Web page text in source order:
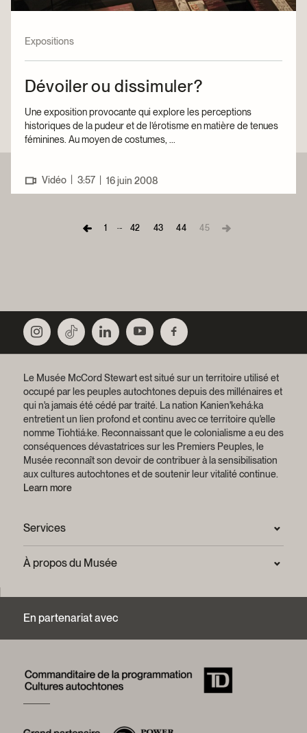
Expositions
Dévoiler ou dissimuler?
Une exposition provocante qui explore les perceptions
historiques de la pudeur et de l’érotisme en matière de tenues
féminines. Au moyen de costumes, ...
Vidéo 3:57 16 juin 2008
1 42 43 44 45
Le Musée McCord Stewart est situé sur un territoire utilisé et
occupé par les peuples autochtones depuis des millénaires et
qui n'a jamais été cédé par traité. La nation Kanien'kehá:ka
entretient un lien profond et continu avec ce territoire qu'elle
nomme Tiohtiá:ke. Reconnaissant que le colonialisme a eu des
conséquences dévastatrices sur les Premiers Peuples, le
Musée reconnaît son devoir de contribuer à la sensibilisation
aux cultures autochtones et de soutenir leur vitalité continue.
Learn more
Services
Salle de presse
Nous joindre
Centre d’archives et de documentation
Services photographiques et droits d’auteur (FAQ)
À propos du Musée
Mot de la présidente
En partenariat avec